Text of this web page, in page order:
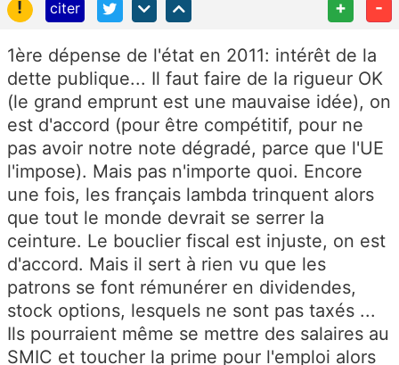
!
citer + -
1ère dépense de l'état en 2011: intérêt de la
dette publique... Il faut faire de la rigueur OK
(le grand emprunt est une mauvaise idée), on
est d'accord (pour être compétitif, pour ne
pas avoir notre note dégradé, parce que l'UE
l'impose). Mais pas n'importe quoi. Encore
une fois, les français lambda trinquent alors
que tout le monde devrait se serrer la
ceinture. Le bouclier fiscal est injuste, on est
d'accord. Mais il sert à rien vu que les
patrons se font rémunérer en dividendes,
stock options, lesquels ne sont pas taxés ...
Ils pourraient même se mettre des salaires au
SMIC et toucher la prime pour l'emploi alors